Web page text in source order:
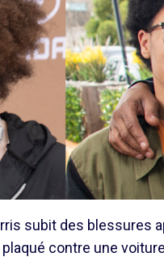
subit des blessures
contre une